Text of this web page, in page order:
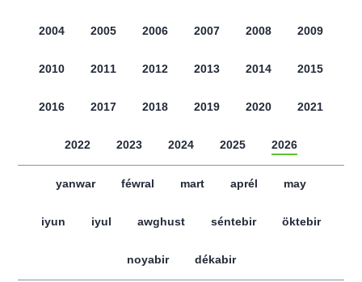
2004 2005 2006 2007 2008 2009
2010 2011 2012 2013 2014 2015
2016 2017 2018 2019 2020 2021
2022 2023 2024 2025 2026
yanwar féwral mart aprél may
iyun iyul awghust séntebir öktebir
noyabir dékabir